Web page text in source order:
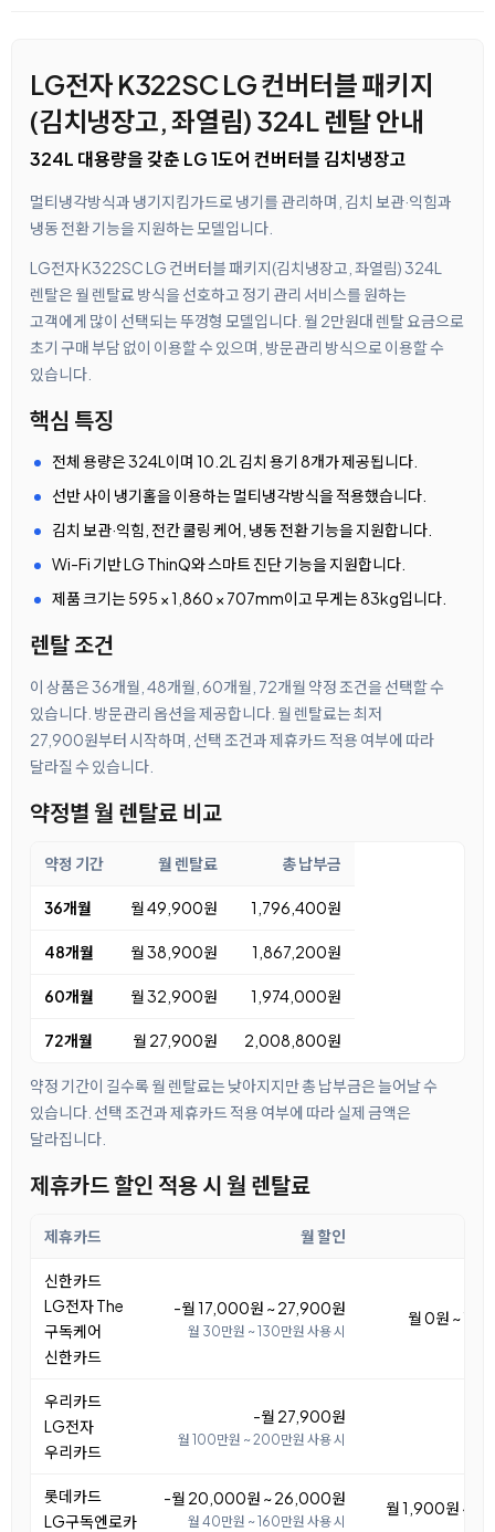
LG전자 K322SC LG 컨버터블 패키지
(김치냉장고, 좌열림) 324L 렌탈 안내
324L 대용량을 갖춘 LG 1도어 컨버터블 김치냉장고
멀티냉각방식과 냉기지킴가드로 냉기를 관리하며, 김치 보관·익힘과
냉동 전환 기능을 지원하는 모델입니다.
LG전자 K322SC LG 컨버터블 패키지(김치냉장고, 좌열림) 324L
렌탈은 월 렌탈료 방식을 선호하고 정기 관리 서비스를 원하는
고객에게 많이 선택되는 뚜껑형 모델입니다. 월 2만원대 렌탈 요금으로
초기 구매 부담 없이 이용할 수 있으며, 방문관리 방식으로 이용할 수
있습니다.
핵심 특징
전체 용량은 324L이며 10.2L 김치 용기 8개가 제공됩니다.
선반 사이 냉기홀을 이용하는 멀티냉각방식을 적용했습니다.
김치 보관·익힘, 전칸 쿨링 케어, 냉동 전환 기능을 지원합니다.
Wi-Fi 기반 LG ThinQ와 스마트 진단 기능을 지원합니다.
제품 크기는 595 × 1,860 × 707mm이고 무게는 83kg입니다.
렌탈 조건
이 상품은 36개월, 48개월, 60개월, 72개월 약정 조건을 선택할 수
있습니다. 방문관리 옵션을 제공합니다. 월 렌탈료는 최저
27,900원부터 시작하며, 선택 조건과 제휴카드 적용 여부에 따라
달라질 수 있습니다.
약정별 월 렌탈료 비교
약정 기간 월 렌탈료 총 납부금
36개월 월 49,900원 1,796,400원
48개월 월 38,900원 1,867,200원
60개월 월 32,900원 1,974,000원
72개월 월 27,900원 2,008,800원
약정 기간이 길수록 월 렌탈료는 낮아지지만 총 납부금은 늘어날 수
있습니다. 선택 조건과 제휴카드 적용 여부에 따라 실제 금액은
달라집니다.
제휴카드 할인 적용 시 월 렌탈료
제휴카드 월 할인
신한카드
LG전자 The
구독케어
신한카드
-월 17,000원 ~ 27,900원
월 30만원 ~ 130만원 사용 시
월 0원 ~
우리카드
LG전자
우리카드
-월 27,900원
월 100만원 ~ 200만원 사용 시
롯데카드
LG구독엔로카
-월 20,000원 ~ 26,000원
월 40만원 ~ 160만원 사용 시
월 1,900원 ~